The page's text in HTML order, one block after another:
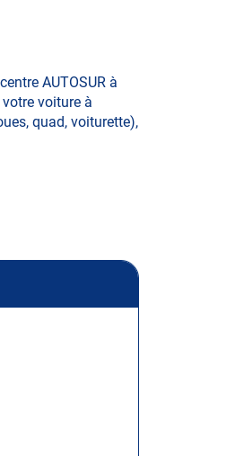
AUTOSUR à
voiture à
quad, voiturette),